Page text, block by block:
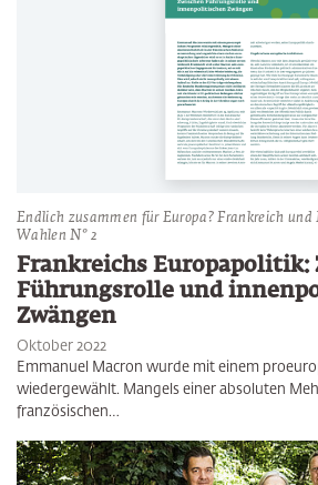
Endlich zusammen für Europa? Frankreich und
Wahlen N° 2
Frankreichs Europapolitik:
Führungsrolle und
Zwängen
Oktober 2022
Emmanuel Macron wurde mit einem
wiedergewählt. Mangels einer absoluten
französischen…